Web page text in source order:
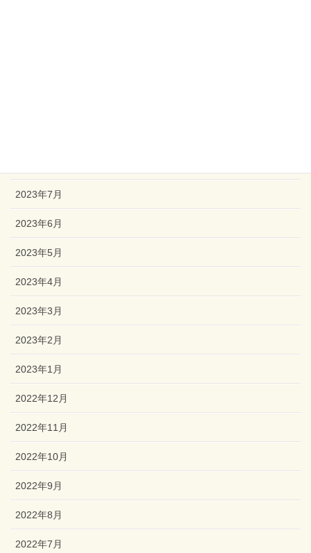
2023年7月
2023年6月
2023年5月
2023年4月
2023年3月
2023年2月
2023年1月
2022年12月
2022年11月
2022年10月
2022年9月
2022年8月
2022年7月